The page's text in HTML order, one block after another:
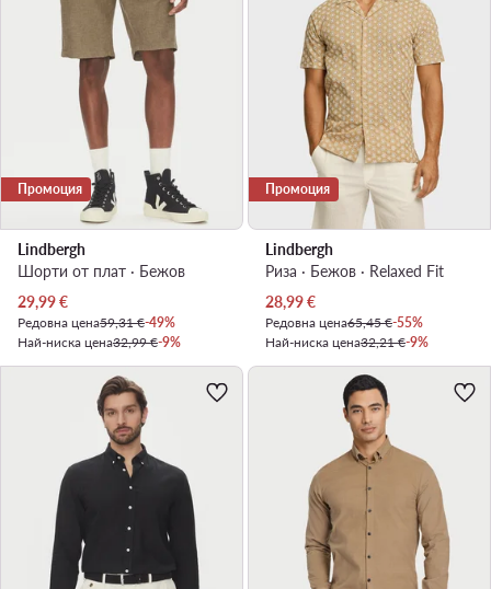
Промоция
Lindbergh
Шорти от плат · Бежов
Актуална цена
29,99€
Редовна цена59,31 €-49%
Най-ниска цена32,99 €-9%
Промоция
Lindbergh
Риза · Бежов · Relaxed Fit
Актуална цена
28,99€
Редовна цена65,45 €-55%
Най-ниска цена32,21 €-9%